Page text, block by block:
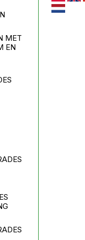
MET
EN